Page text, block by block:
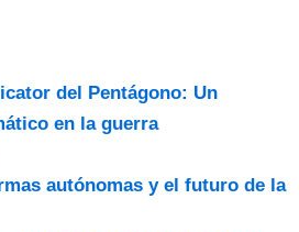
del Pentágono: Un
en la guerra
autónomas y el futuro de la